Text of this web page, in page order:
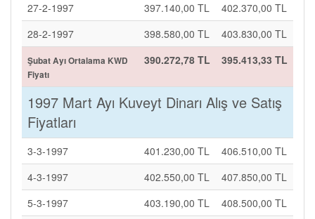
27-2-1997
397.140,00 TL
402.370,00 TL
28-2-1997
398.580,00 TL 403.830,00 TL
Şubat Ayı Ortalama KWD
Fiyatı
390.272,78 TL 395.413,33 TL
1997 Mart Ayı Kuveyt Dinarı Alış ve Satış
Fiyatları
3-3-1997 401.230,00 TL
406.510,00 TL
4-3-1997
402.550,00 TL
407.850,00 TL
5-3-1997
403.190,00 TL 408.500,00 TL